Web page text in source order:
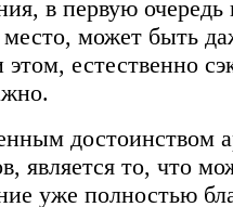
в первую очередь
может быть
естественно
достоинством
является то, что
уже полностью